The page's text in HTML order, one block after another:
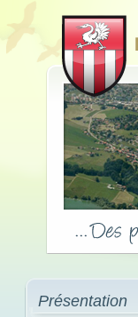
Présentation